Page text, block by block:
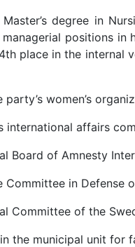
degree in
positions
place in the internal
women’s
international affairs
Board of Amnesty
Committee in Defense
Committee of the
the municipal unit for